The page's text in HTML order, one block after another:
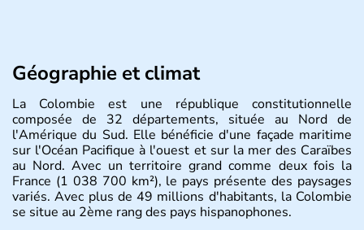
Géographie et climat
La Colombie est une république constitutionnelle
composée de 32 départements, située au Nord de
l'Amérique du Sud. Elle bénéficie d'une façade maritime
sur l'Océan Pacifique à l'ouest et sur la mer des Caraïbes
au Nord. Avec un territoire grand comme deux fois la
France (1 038 700 km²), le pays présente des paysages
variés. Avec plus de 49 millions d'habitants, la Colombie
se situe au 2ème rang des pays hispanophones.